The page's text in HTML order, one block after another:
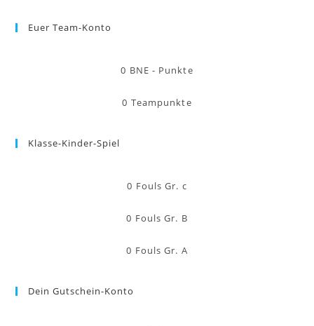
Euer Team-Konto
0 BNE - Punkte
0 Teampunkte
Klasse-Kinder-Spiel
0 Fouls Gr. c
0 Fouls Gr. B
0 Fouls Gr. A
Dein Gutschein-Konto